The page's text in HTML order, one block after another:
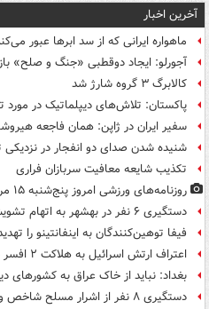
آخرین اخبار
ماهواره ایرانی که از سد ابرها عبور
آجورلو: ایجاد دوقطبی «جنگ و صلح‌»
کالابرگ ۳ گروه شارژ شد
پاکستان: تلاش‌های دیپلماتیک در مورد
سفیر ایران در ژاپن: همان فاجعه
شنیده شدن صدای دو انفجار در نزدیکی
تکذیب شایعه معافیت سربازان فراری
روزنامه‌های ورزشی امروز پنج‌شنبه ۱۵ مرداد ۱۴۰۵
دستگیری ۶ نفر در بهشهر به اتهام تشویش اذهان عمومی
فیفا توهین‌کنندگان به اینفانتینو را
اعتراف ارتش اسرائیل به هلاکت ۲ افسر در تله انفجاری حزب‌الله
بغداد: نباید از خاک عراق به کشورهای
دستگیری ۸ نفر از اشرار مسلح شاخص و مرتبطین گروهک های تروریستی